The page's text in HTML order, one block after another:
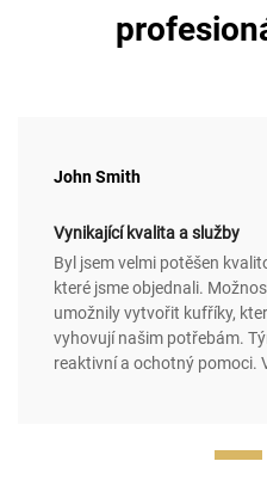
John Smith
Vynikající kvalita a služby
Byl jsem velmi potěšen
které jsme objednali.
umožnily vytvořit kufříky,
vyhovují našim potřebám.
reaktivní a ochotný pomoci.